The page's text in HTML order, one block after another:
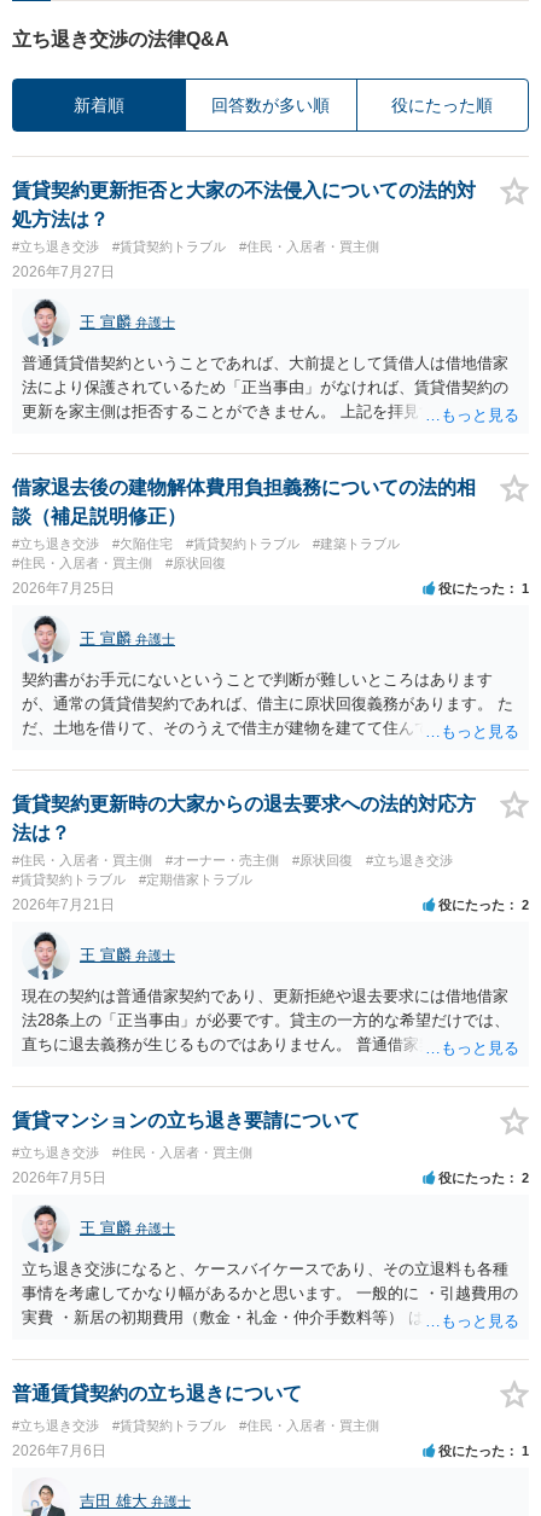
立ち退き交渉の法律Q&A
新着順 回答数が多い順 役にたった順
賃貸契約更新拒否と大家の不法侵入についての法的対
処方法は？
#立ち退き交渉 #賃貸契約トラブル #住民・入居者・買主側
2026年7月27日
王 宣麟 弁護士
普通賃貸借契約ということであれば、大前提として賃借人は借地借家
法により保護されているため「正当事由」がなければ、賃貸借契約の
更新を家主側は拒否することができません。 上記を拝見する限り、通
定期確認させてもらないこと」が直ちに正当事由に当たるとは思えま
せんので、更新拒絶を拒否される方向性でよろしいかと存じます。 そ
の交渉の中で、一定の金銭をもらえれば退去には応じる旨交渉をして
みるのはいかがでしょうか。 過去に賃借人の許可なく無断で賃貸人が
入室する行為自体は不法行為となり、また刑事的にも住居侵入罪が成
立する可能性がありますので、これを理由に一定の金銭賠償を求める
借家退去後の建物解体費用負担義務についての法的相
談（補足説明修正）
#立ち退き交渉 #欠陥住宅 #賃貸契約トラブル
#建築トラブル
#住民・入居者・買主側
#原状回復
2026年7月25日 役にたった 1
王 宣麟 弁護士
契約書がお手元にないということで判断が難しいところはあります
が、通常の賃貸借契約であれば、借主に原状回復義務があります。 た
だ、土地を借りて、そのうえで借主が建物を建てて住んでいたケース
であれば、建物を収去して土地を明渡す義務は原則生じないはずで
す。 その後、建物を平屋に立て替えた場合であっても、貸主の承諾を
得ているのであれば、単純に費用を捻出した側に平屋の所有権が帰属
する、という話になるわけでもないように思います。 そのため、現
状、解体費用を負担することが明確な案件ではないため、まずは相手
に請求の根拠（なぜ当方が平屋の解体費用を負担しなければならない
賃貸契約更新時の大家からの退去要求への法的対応方
法は？
#住民・入居者・買主側 #オーナー・売主側 #原状回復
#立ち退き交渉
#賃貸契約トラブル
#定期借家トラブル
2026年7月21日 役にたった 2
王 宣麟 弁護士
現在の契約は普通借家契約であり、更新拒絶や退去要求には借地借家
法28条上の「正当事由」が必要です。貸主の一方的な希望だけでは、
直ちに退去義務が生じるものではありません。 普通借家契約から定期
新たな定期借家契約を締結する形になりますが、これは任意の合意が
前提であり、借主が同意しなければ成立しません。 12年間の居住実
績、子どもの学校や地域とのつながり、転居費用の準備が困難な事情
などは、借主側の強い居住継続の必要性として正当事由判断において
重視される要素ですので、貸主側にかなり具体的な事情と立退料など
がない限り、更新拒絶が認められるハードルは一般的に高いと考えら
れます。 建物が未登記であること自体は、賃貸借契約の有効性を直ち
に否定するものではなく、引渡しがされていれば賃貸借の効力は原則
有効とされています。 今後の交渉では、①現在は普通借家契約が継続
しており定期借家への変更に合意していないこと、②貸主側の事情
（誰が所有者で誰が実際に住む予定か等）を具体的に書面で説明して
ほしいこと、③自分たちの居住継続の必要性を丁寧に伝えること、を
基本方針としたうえで、仮に一定時期の退去を検討する場合には、立
退料・引越費用・原状回復費用負担などの条件を明確にした書面を作
成することが重要です。 契約書では、更新条項・解除条項・期間の定
め・定期借家に関する記載の有無、これまでの更新時の合意内容
（「今回で最後」などの文言）が、借主不利な特約として無効になり
得るかどうかも含めて検討ポイントになりますので、署名押印前に内
賃貸マンションの立ち退き要請について
#立ち退き交渉 #住民・入居者・買主側
2026年7月5日 役にたった 2
王 宣麟 弁護士
立ち退き交渉になると、ケースバイケースであり、その立退料も各種
事情を考慮してかなり幅があるかと思います。 一般的に ・引越費用の
実費 ・新居の初期費用（敷金・礼金・仲介手数料等） は固い部分かと
ターンが多いかと存じます。
普通賃貸契約の立ち退きについて
#立ち退き交渉 #賃貸契約トラブル #住民・入居者・買主側
2026年7月6日 役にたった 1
吉田 雄大 弁護士